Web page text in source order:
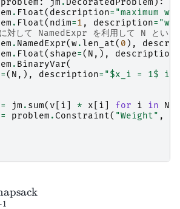
problem : jm . DecoratedProblem ):
. Float( description= "maximum
. Float( ndim=1 , description=
対して NamedExpr を利用して N という
. NamedExpr(w.len_at( 0 ),
. Float( shape=( N ,), description
. BinaryVar(
=( N ,), description= "$x_i = 1$ if
jm . sum( v i * x i for i in N
problem . Constraint( "Weight" ,
1